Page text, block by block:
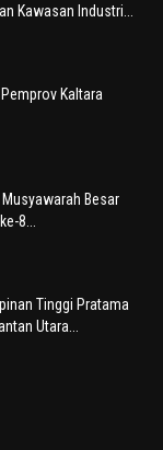
Kawasan Industri...
Kaltara
Besar
8...
Tinggi Pratama
Utara...